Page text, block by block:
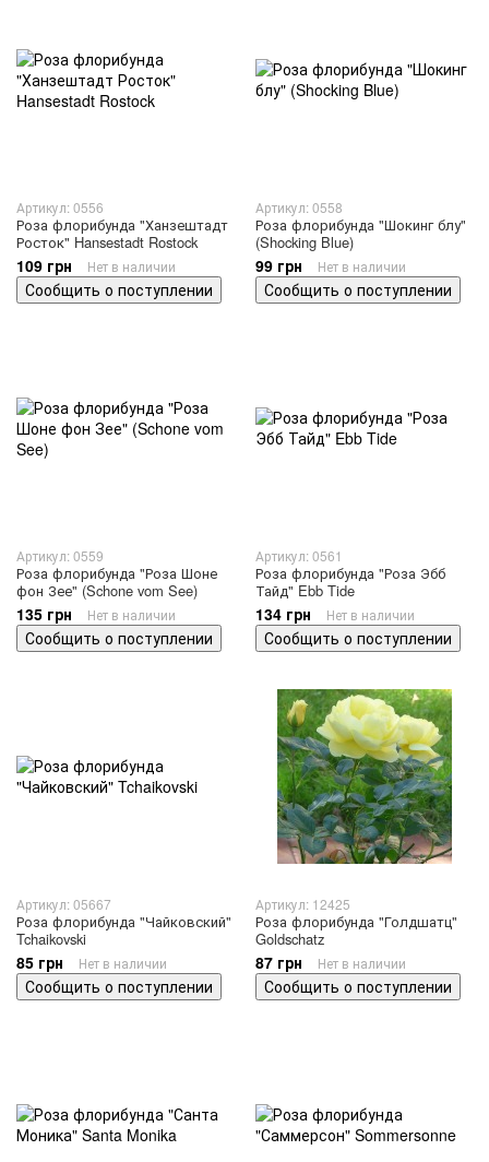
Артикул: 0556
Роза флорибунда "Ханзештадт
Росток" Hansestadt Rostock
109 грн Нет в наличии
Сообщить о поступлении
Артикул: 0558
Роза флорибунда "Шокинг блу"
(Shocking Blue)
99 грн Нет в наличии
Сообщить о поступлении
Артикул: 0559
Роза флорибунда "Роза Шоне
фон Зее" (Schone vom See)
135 грн Нет в наличии
Сообщить о поступлении
Артикул: 0561
Роза флорибунда "Роза Эбб
Тайд" Ebb Tide
134 грн Нет в наличии
Сообщить о поступлении
Артикул: 05667
Роза флорибунда "Чайковский"
Tchaikovski
85 грн Нет в наличии
Сообщить о поступлении
Артикул: 12425
Роза флорибунда "Голдшатц"
Goldschatz
87 грн Нет в наличии
Сообщить о поступлении